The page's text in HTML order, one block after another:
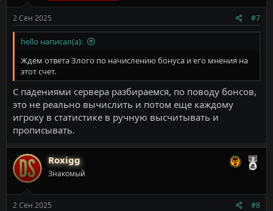
2 Сен 2025 #7
hello написал(а):
Ждем ответа Злого по начислению бонуса и его мнения на
этот счет.
С падениями сервера разбираемся, по поводу бонсов,
это не реально вычислить и потом еще каждому
игроку в статистике в ручную высчитывать и
прописывать.
Roxigg
Знакомый
2 Сен 2025 #8